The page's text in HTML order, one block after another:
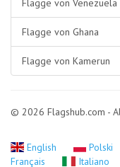
Flagge von Venezuela
Flagge von Ghana
Flagge von Kamerun
© 2026 Flagshub.com -
English Polski
Français
Italiano